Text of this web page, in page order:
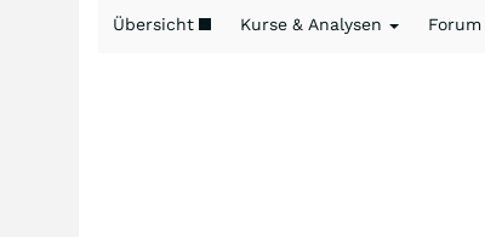
Übersicht Kurse & Analysen Forum